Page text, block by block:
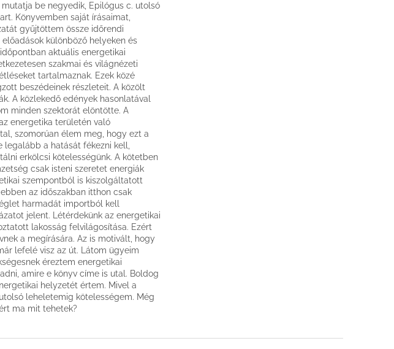
be negyedik, Epilógus c. utolsó
Könyvemben saját írásaimat,
gyűjtöttem össze időrendi
különböző helyeken és
aktuális energetikai
szakmai és világnézeti
tartalmaznak. Ezek közé
beszédeinek részleteit. A közölt
A közlekedő edények hasonlatával
minden szektorát elöntötte. A
energetika területén való
szomorúan élem meg, hogy ezt a
legalább a hatását fékezni kell,
erkölcsi kötelességünk. A kötetben
csak isteni szeretet energiák
szempontból is kiszolgáltatott
az időszakban itthon csak
harmadát importból kell
jelent. Létérdekünk az energetikai
lakosság felvilágosítása. Ezért
a megírására. Az is motivált, hogy
lefelé visz az út. Látom ügyeim
éreztem energetikai
amire e könyv címe is utal. Boldog
helyzetét értem. Mivel a
leheletemig kötelességem. Még
ma mit tehetek?